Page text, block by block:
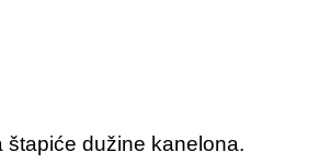
štapiće dužine kanelona.